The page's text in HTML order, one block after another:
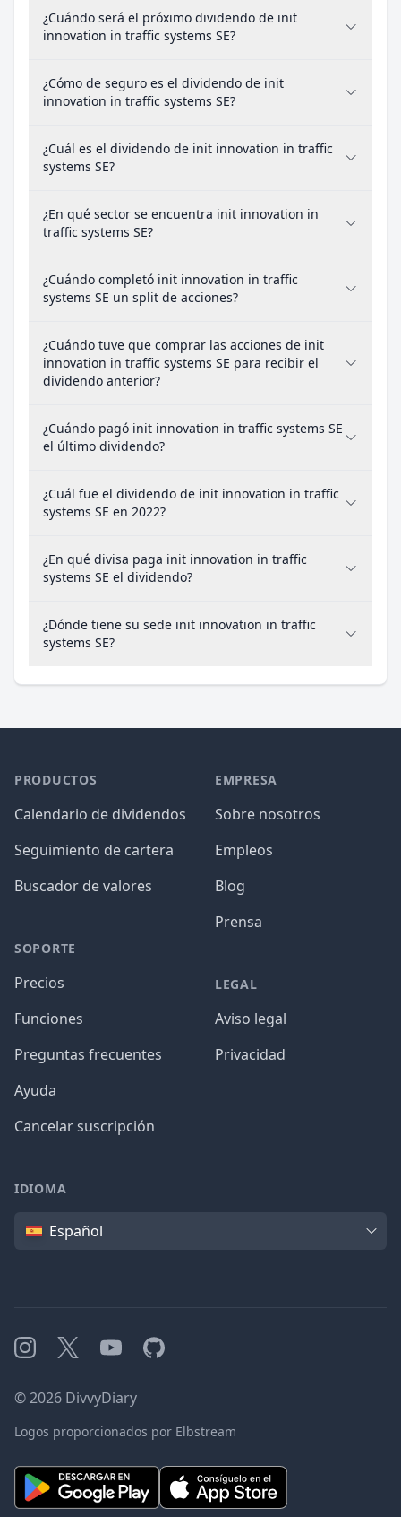
¿Cuándo será el próximo dividendo de init
innovation in traffic systems SE?
¿Cómo de seguro es el dividendo de init
innovation in traffic systems SE?
¿Cuál es el dividendo de init innovation in traffic
systems SE?
¿En qué sector se encuentra init innovation in
traffic systems SE?
¿Cuándo completó init innovation in traffic
systems SE un split de acciones?
¿Cuándo tuve que comprar las acciones de init
innovation in traffic systems SE para recibir el
dividendo anterior?
¿Cuándo pagó init innovation in traffic systems SE
el último dividendo?
¿Cuál fue el dividendo de init innovation in traffic
systems SE en 2022?
¿En qué divisa paga init innovation in traffic
systems SE el dividendo?
¿Dónde tiene su sede init innovation in traffic
systems SE?
PRODUCTOS
Calendario de dividendos
Seguimiento de cartera
Buscador de valores
SOPORTE
Precios
Funciones
Preguntas frecuentes
Ayuda
Cancelar suscripción
EMPRESA
Sobre nosotros
Empleos
Blog
Prensa
LEGAL
Aviso legal
Privacidad
IDIOMA
IdiomaEspañol
Instagram
X YouTubeGitHub
©2026 DivvyDiary
Logos proporcionados por Elbstream